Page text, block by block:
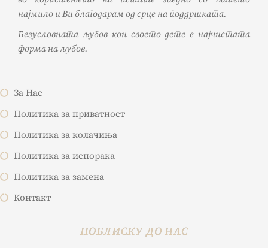
најмило и Ви благодарам од срце на поддршката.
Безусловната љубов кон своето дете е најчистата
форма на љубов.
За Нас
Политика за приватност
Политика за колачиња
Политика за испорака
Политика за замена
Контакт
ПОБЛИСКУ ДО НАС